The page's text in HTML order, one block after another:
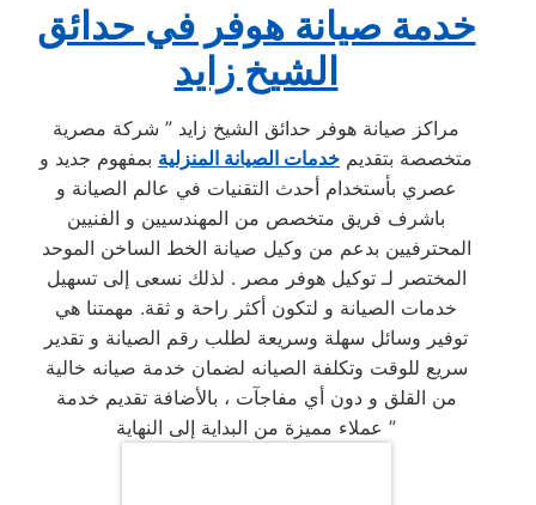
خدمة صيانة هوفر في حدائق
الشيخ زايد
مراكز صيانة هوفر حدائق الشيخ زايد ” شركة مصرية
متخصصة بتقديم خدمات الصيانة المنزلية بمفهوم جديد و
عصري بأستخدام أحدث التقنيات في عالم الصيانة و
باشرف فريق متخصص من المهندسيين و الفنيين
المحترفيين بدعم من وكيل صيانة الخط الساخن الموحد
المختصر لـ توكيل هوفر مصر . لذلك نسعى إلى تسهيل
خدمات الصيانة و لتكون أكثر راحة و ثقة. مهمتنا هي
توفير وسائل سهلة وسريعة لطلب رقم الصيانة و تقدير
سريع للوقت وتكلفة الصيانه لضمان خدمة صيانه خالية
من القلق و دون أي مفاجآت ، بالأضافة تقديم خدمة
عملاء مميزة من البداية إلى النهاية ”